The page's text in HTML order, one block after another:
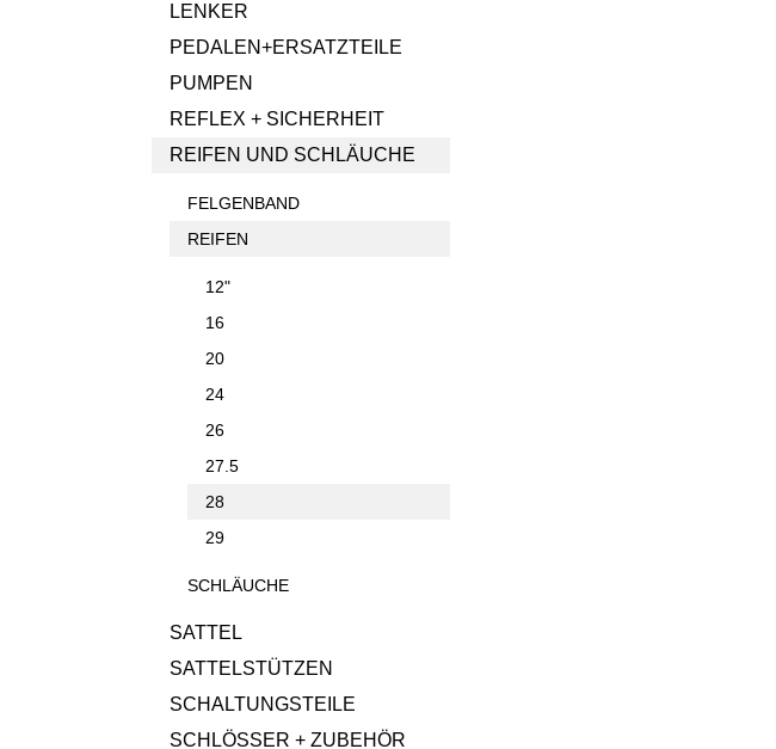
LENKER
PEDALEN+ERSATZTEILE
PUMPEN
REFLEX + SICHERHEIT
REIFEN UND SCHLÄUCHE
FELGENBAND
REIFEN
12"
16
20
24
26
27.5
28
29
SCHLÄUCHE
SATTEL
SATTELSTÜTZEN
SCHALTUNGSTEILE
SCHLÖSSER + ZUBEHÖR